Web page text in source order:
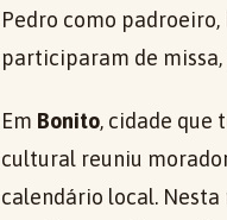
Pedro como padroeiro,
participaram de
Em Bonito, cidade que
cultural reuniu
calendário local.